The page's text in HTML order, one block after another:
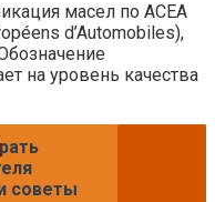
масел по ACEA
d’Automobiles),
на уровень качества
советы